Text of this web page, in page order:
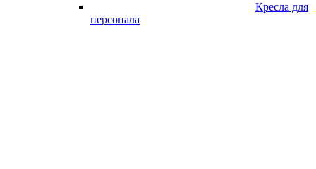
Кресла для
персонала